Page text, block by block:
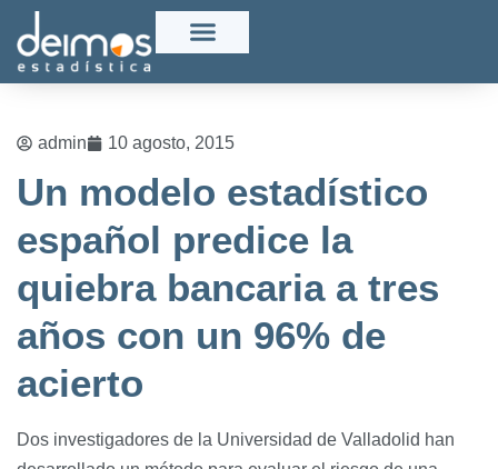
admin 10 agosto, 2015
Un modelo estadístico
español predice la
quiebra bancaria a tres
años con un 96% de
acierto
Dos investigadores de la Universidad de Valladolid han